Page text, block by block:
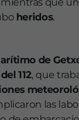
heridos.
de
112, que
las